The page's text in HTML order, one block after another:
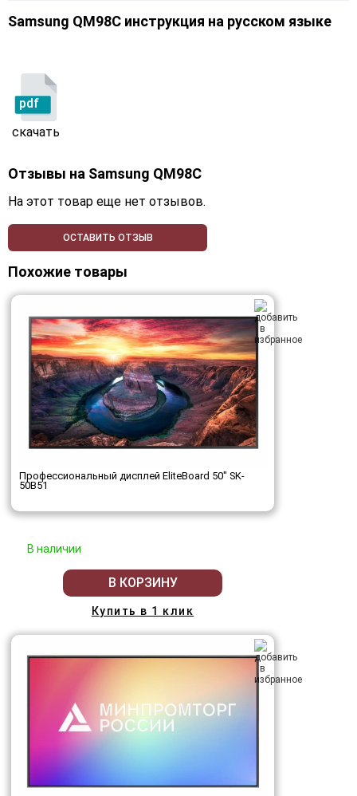
Samsung QM98C инструкция на русском языке
pdf
скачать
Отзывы на Samsung QM98C
На этот товар еще нет отзывов.
ОСТАВИТЬ ОТЗЫВ
Похожие товары
Профессиональный дисплей EliteBoard 50" SK-
50B51
В наличии
В КОРЗИНУ
Купить в 1 клик